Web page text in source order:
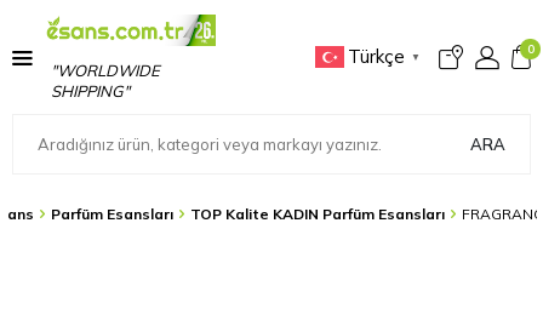
"WORLDWIDE
SHIPPING"
Türkçe ▼
0
ARA
Parfüm Esansları TOP Kalite KADIN Parfüm Esansları